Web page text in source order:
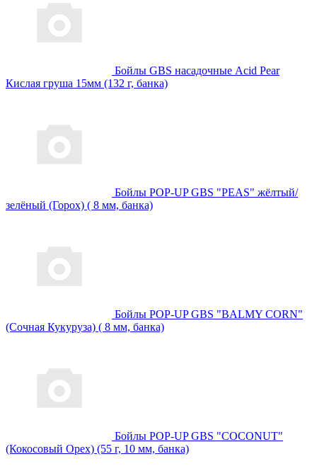
Бойлы GBS насадочные Acid Pear
Кислая груша 15мм (132 г, банка)
Бойлы POP-UP GBS "PEAS" жёлтый/
зелёный (Горох) ( 8 мм, банка)
Бойлы POP-UP GBS "BALMY CORN"
(Сочная Кукуруза) ( 8 мм, банка)
Бойлы POP-UP GBS "COCONUT"
(Кокосовый Орех) (55 г, 10 мм, банка)